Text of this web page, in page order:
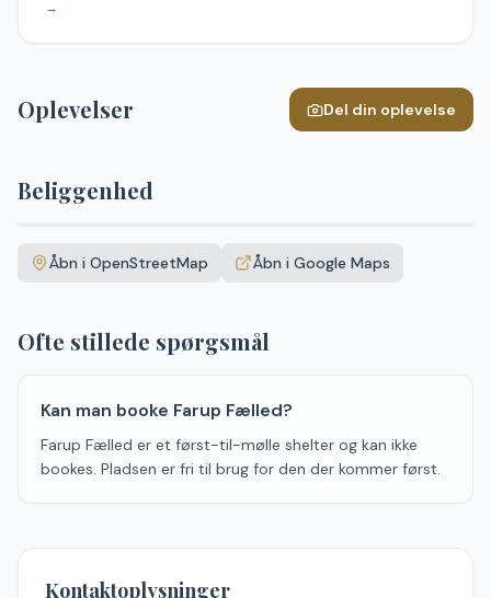
→
Oplevelser Del din oplevelse
Beliggenhed
+Åbn i OpenStreetMap Åbn i Google Maps
Ofte stillede spørgsmål
Kan man booke Farup Fælled?
Farup Fælled er et først-til-mølle shelter og kan ikke
bookes. Pladsen er fri til brug for den der kommer først.
Kontaktoplysninger